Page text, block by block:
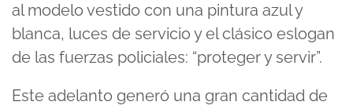
al modelo vestido con una pintura azul y
blanca, luces de servicio y el clásico eslogan
de las fuerzas policiales: “proteger y servir”.
Este adelanto generó una gran cantidad de